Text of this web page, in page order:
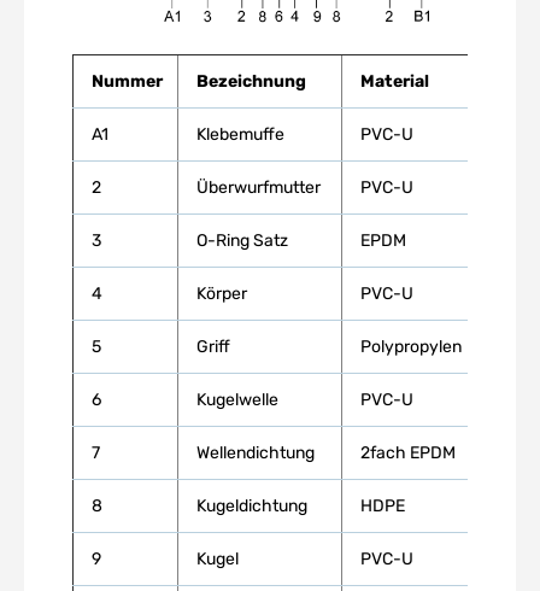
Nummer Bezeichnung Material
A1 Klebemuffe PVC-U
2 Überwurfmutter PVC-U
3 O-Ring Satz EPDM
4 Körper PVC-U
5 Griff Polypropylen
6 Kugelwelle PVC-U
7 Wellendichtung 2fach EPDM
8 Kugeldichtung HDPE
9 Kugel PVC-U